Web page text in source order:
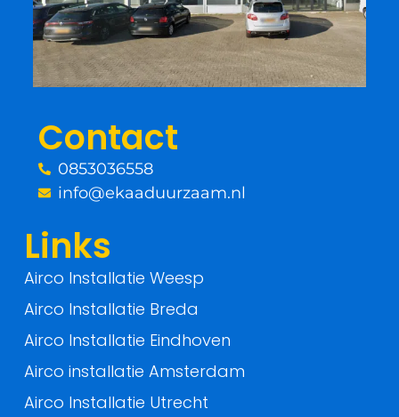
b
o
k
-
t
e
Contact
0853036558
info@ekaaduurzaam.nl
Links
Airco Installatie Weesp
Airco Installatie Breda
Airco Installatie Eindhoven
Airco installatie Amsterdam
Airco Installatie Utrecht